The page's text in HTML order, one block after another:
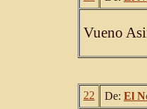
Vueno
22 De: El